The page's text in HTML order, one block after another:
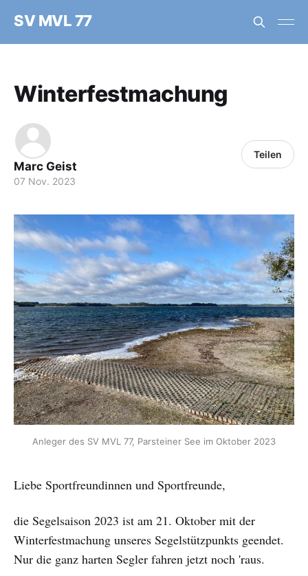
SV MVL 77
Winterfestmachung
Marc Geist
07 Nov. 2023
Teilen
Anleger des SV MVL 77, Parsteiner See im Oktober 2023
Liebe Sportfreundinnen und Sportfreunde,
die Segelsaison 2023 ist am 21. Oktober mit der
Winterfestmachung unseres Segelstützpunkts geendet.
Nur die ganz harten Segler fahren jetzt noch 'raus.